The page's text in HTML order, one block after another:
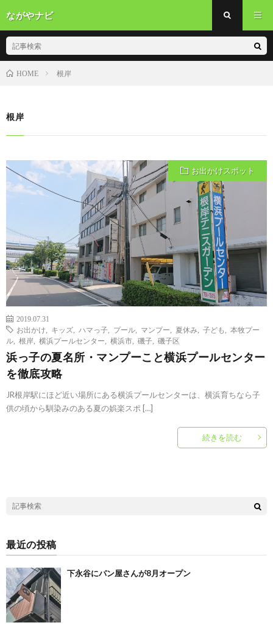
ながやナビ
HOME 根岸
根岸
お出かけスポット
2019.07.31
お出かけ
キッズ ハマっ子 プール マンプー 夏休み 子ども
本牧プー
ル
根岸 横浜プールセンター 横浜市 磯子 磯子区
浜っ子の夏名所・マンプーこと横浜プールセンター
を徹底攻略
JR根岸駅にほど近い場所にある横浜プールセンターは、横浜育ちなら子
供の頃から馴染みのある夏の娯楽スポ […]
続きを読む
最近の投稿
下永谷にパン屋さんが8月オープン